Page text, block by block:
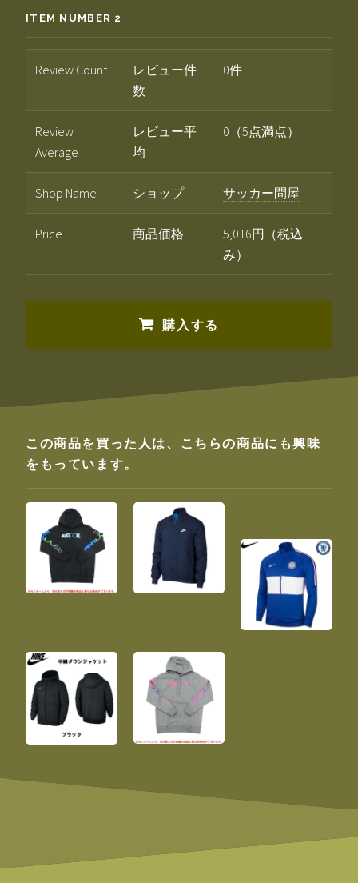
ITEM NUMBER 2
Review Count
レビュー件
数
0件
Review
Average
レビュー平
均
0（5点満点）
Shop Name ショップ サッカー問屋
Price 商品価格
5,016円（税込
み）
購入する
この商品を買った人は、こちらの商品にも興味
をもっています。